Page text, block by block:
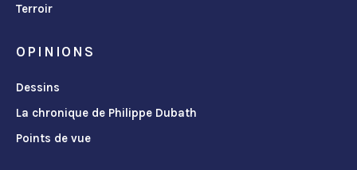
Terroir
OPINIONS
Dessins
La chronique de Philippe Dubath
Points de vue